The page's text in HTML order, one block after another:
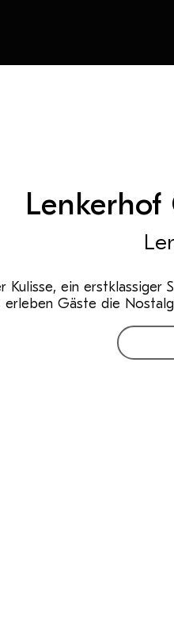
Lenkerhof
Kulisse, ein erstklassiger
erleben Gäste die